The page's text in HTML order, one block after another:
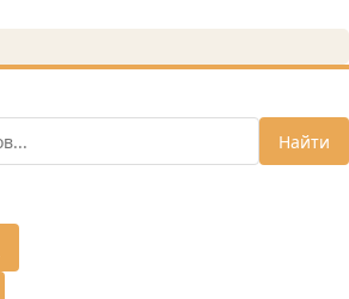
Найти